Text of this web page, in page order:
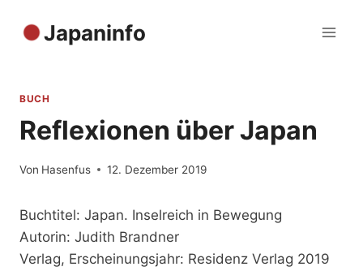
Inhalt
Japaninfo
BUCH
Reflexionen über Japan
Von Hasenfus 12. Dezember 2019
Buchtitel: Japan. Inselreich in Bewegung
Autorin: Judith Brandner
Verlag, Erscheinungsjahr: Residenz Verlag 2019